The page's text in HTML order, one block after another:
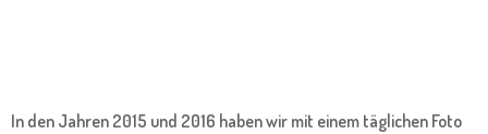
In den Jahren 2015 und 2016 haben wir mit einem täglichen Foto